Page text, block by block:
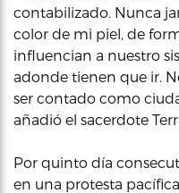
contabilizado. Nunca
color de mi piel, de
influencian a nuestro
adonde tienen que ir.
ser contado como
añadió el sacerdote
Por quinto día
en una protesta